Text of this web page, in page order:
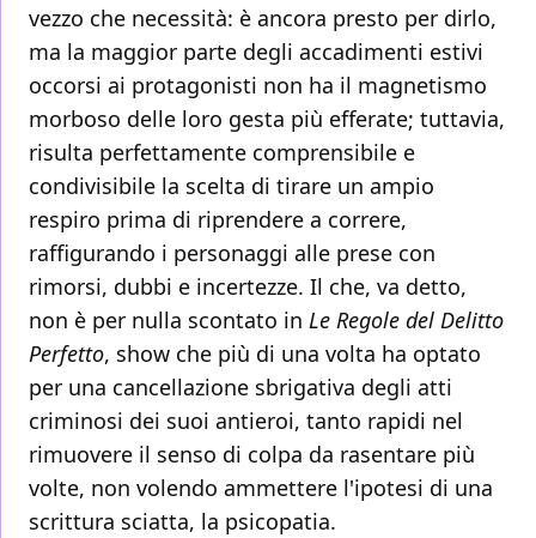
vezzo che necessità: è ancora presto per dirlo,
ma la maggior parte degli accadimenti estivi
occorsi ai protagonisti non ha il magnetismo
morboso delle loro gesta più efferate; tuttavia,
risulta perfettamente comprensibile e
condivisibile la scelta di tirare un ampio
respiro prima di riprendere a correre,
raffigurando i personaggi alle prese con
rimorsi, dubbi e incertezze. Il che, va detto,
non è per nulla scontato in Le Regole del Delitto
Perfetto, show che più di una volta ha optato
per una cancellazione sbrigativa degli atti
criminosi dei suoi antieroi, tanto rapidi nel
rimuovere il senso di colpa da rasentare più
volte, non volendo ammettere l'ipotesi di una
scrittura sciatta, la psicopatia.